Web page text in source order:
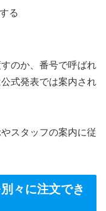
る
のか、番号で呼ばれ
式発表では案内され
スタッフの案内に従
々に注文でき